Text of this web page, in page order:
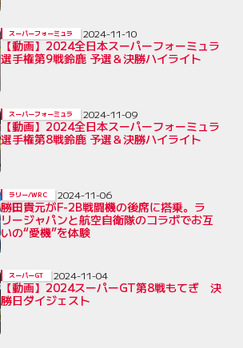
【動画】2024全日本スーパーフォーミュラ
選手権第9戦鈴鹿 予選＆決勝ハイライト
スーパーフォーミュラ 2024-11-10
【動画】2024全日本スーパーフォーミュラ
選手権第8戦鈴鹿 予選＆決勝ハイライト
スーパーフォーミュラ 2024-11-09
勝田貴元がF-2B戦闘機の後席に搭乗。ラ
リージャパンと航空自衛隊のコラボでお互
いの“愛機”を体験
ラリー/WRC 2024-11-06
【動画】2024スーパーGT第8戦もてぎ 決
勝日ダイジェスト
スーパーGT 2024-11-04